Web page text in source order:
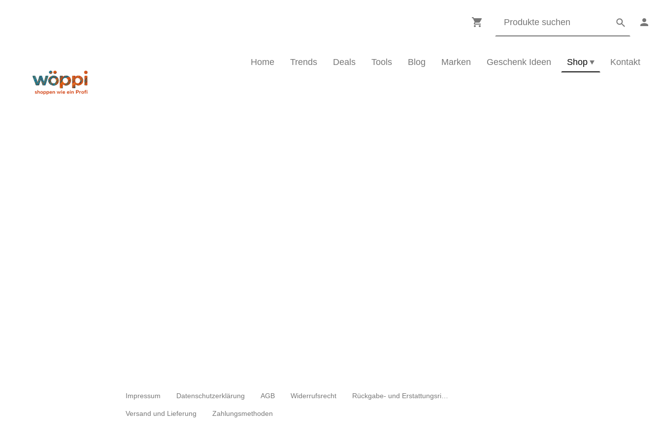
Home Trends Deals Tools Blog Marken Geschenk Ideen Shop Kontakt
Impressum Datenschutzerklärung AGB Widerrufsrecht Rückgabe- und Erstattungsrichtlinie
Versand und Lieferung Zahlungsmethoden